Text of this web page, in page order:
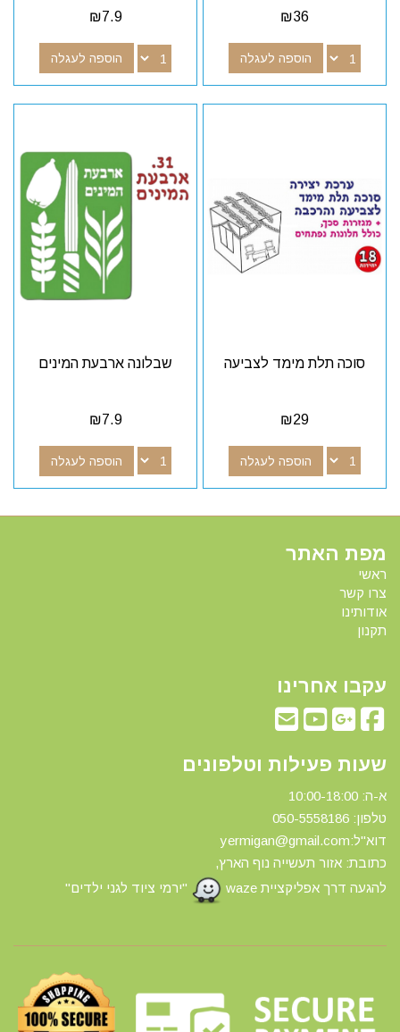
₪36
הוספה לעגלה
₪7.9
הוספה לעגלה
סוכה תלת מימד לצביעה
₪29
הוספה לעגלה
שבלונה ארבעת המינים
₪7.9
הוספה לעגלה
מפת האתר
ראשי
צרו קשר
אודותינו
תקנון
עקבו אחרינו
שעות פעילות וטלפונים
א-ה: 10:00-18:00
טלפון: 0 50-5558186
דוא"ל:yermigan@gmail.com
כתובת: אזור תעשייה נוף הארץ,
להגעה דרך אפליקציית waze
"ירמי ציוד לגני ילדים"